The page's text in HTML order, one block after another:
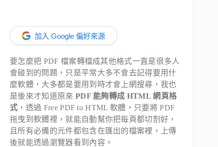
加入 Google 偏好來源
要怎麼把 PDF 檔案轉檔成其他格式一直是很多人
會碰到的問題，只是平常大多不會去記得要用什
麼軟體，大多都是要用到時才會上網搜尋，我也
是後來才知道原來 PDF 能夠轉成 HTML 網頁格
式 ，透過 Free PDF to HTML 軟體，只要將 PDF
拖曳到軟體裡，就能自動幫你把每頁都切割好，
且所有必備的元件都包含在匯出的檔案裡，上傳
後就能透過瀏覽器看到內容。